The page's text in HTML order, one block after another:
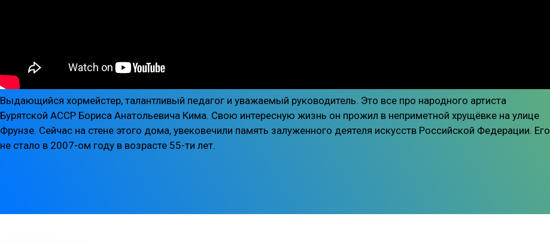
Выдающийся хормейстер, талантливый педагог и уважаемый руководитель. Это все про народного артиста
Бурятской АССР Бориса Анатольевича Кима. Свою интересную жизнь он прожил в неприметной хрущёвке на улице
Фрунзе. Сейчас на стене этого дома, увековечили память залуженного деятеля искусств Российской Федерации. Его
не стало в 2007-ом году в возрасте 55-ти лет.